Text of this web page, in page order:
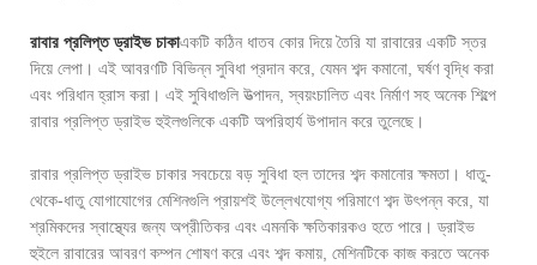
রাবার প্রলিপ্ত ড্রাইভ চাকাএকটি কঠিন ধাতব কোর দিয়ে তৈরি যা রাবারের একটি স্তর
দিয়ে লেপা। এই আবরণটি বিভিন্ন সুবিধা প্রদান করে, যেমন শব্দ কমানো, ঘর্ষণ বৃদ্ধি করা
এবং পরিধান হ্রাস করা। এই সুবিধাগুলি উত্পাদন, স্বয়ংচালিত এবং নির্মাণ সহ অনেক শিল্পে
রাবার প্রলিপ্ত ড্রাইভ হুইলগুলিকে একটি অপরিহার্য উপাদান করে তুলেছে।
রাবার প্রলিপ্ত ড্রাইভ চাকার সবচেয়ে বড় সুবিধা হল তাদের শব্দ কমানোর ক্ষমতা। ধাতু-
থেকে-ধাতু যোগাযোগের মেশিনগুলি প্রায়শই উল্লেখযোগ্য পরিমাণে শব্দ উৎপন্ন করে, যা
শ্রমিকদের স্বাস্থ্যের জন্য অপ্রীতিকর এবং এমনকি ক্ষতিকারকও হতে পারে। ড্রাইভ
হুইলে রাবারের আবরণ কম্পন শোষণ করে এবং শব্দ কমায়, মেশিনটিকে কাজ করতে অনেক